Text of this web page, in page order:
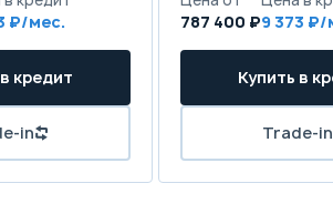
787 400 ₽9 373